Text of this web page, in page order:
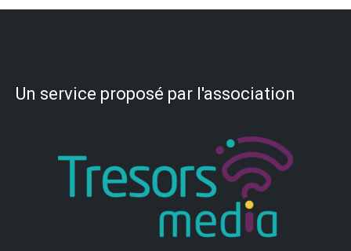
Un service proposé par l'association